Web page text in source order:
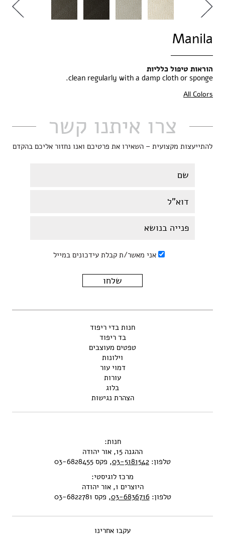
Manila
הוראות טיפול כלליות
clean regularly with a damp cloth or sponge.
All Colors
צרו איתנו קשר
להתייעצות מקצועית – השאירו את פרטיכם ואנו נחזור אליכם בהקדם
אני מאשר/ת קבלת עידכונים במייל
חנות בדי ריפוד
בד ריפוד
טפטים מעוצבים
וילונות
דמוי עור
עורות
בלוג
הצהרת נגישות
חנות:
ההגנה 15, אור יהודה
טלפון: 03-5181542, פקס 03-6828455
מרכז לוגיסטי:
היוצרים 1, אור יהודה
טלפון:03-6836716, פקס 03-6822781
עקבו אחרינו